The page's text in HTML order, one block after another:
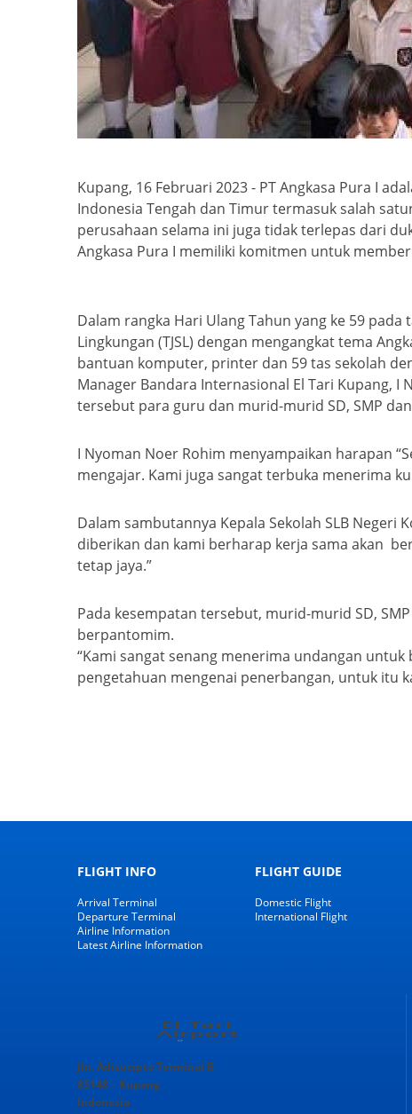
Kupang, 16 Februari 2023 - PT Angkasa Pura I
Indonesia Tengah dan Timur termasuk salah
perusahaan selama ini juga tidak terlepas dari
Angkasa Pura I memiliki komitmen untuk
Dalam rangka Hari Ulang Tahun yang ke 59
Lingkungan (TJSL) dengan mengangkat tema
bantuan komputer, printer dan 59 tas
Manager Bandara Internasional El Tari Kupang, I
tersebut para guru dan murid-murid SD, SMP dan
I Nyoman Noer Rohim menyampaikan harapan
mengajar. Kami juga sangat terbuka menerima
Dalam sambutannya Kepala Sekolah SLB
diberikan dan kami berharap kerja sama akan
tetap jaya.”
Pada kesempatan tersebut, murid-murid SD,
berpantomim.
“Kami sangat senang menerima undangan
pengetahuan mengenai penerbangan, untuk itu
FLIGHT INFO
Arrival Terminal
Departure Terminal
Airline Information
Latest Airline Information
FLIGHT GUIDE
Domestic Flight
International Flight
Jln. Adisucipto Terminal B
85148 – Kupang
Indonesia